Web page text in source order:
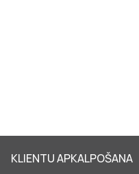
KLIENTU APKALPOŠANA